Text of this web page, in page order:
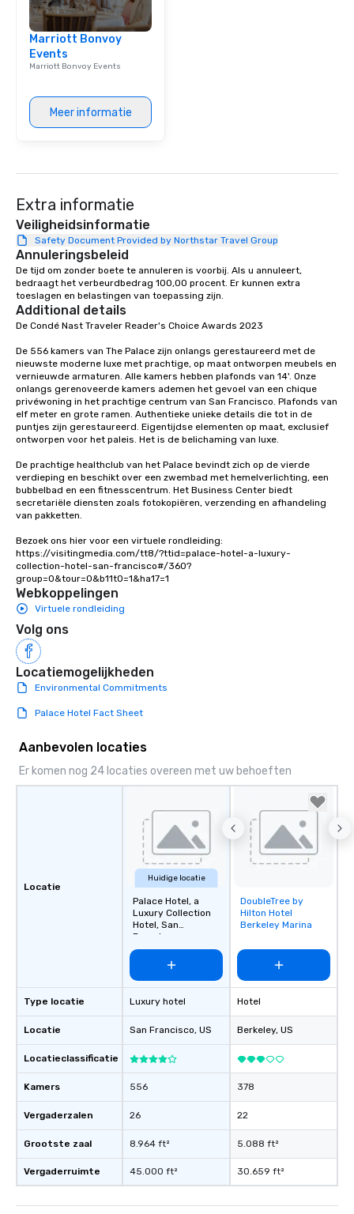
Marriott Bonvoy
Events
Marriott Bonvoy Events
Meer informatie
Extra informatie
Veiligheidsinformatie
Safety Document Provided by Northstar Travel Group
Annuleringsbeleid
De tijd om zonder boete te annuleren is voorbij. Als u annuleert,
bedraagt het verbeurdbedrag 100,00 procent. Er kunnen extra
toeslagen en belastingen van toepassing zijn.
Additional details
De Condé Nast Traveler Reader's Choice Awards 2023
De 556 kamers van The Palace zijn onlangs gerestaureerd met de
nieuwste moderne luxe met prachtige, op maat ontworpen meubels en
vernieuwde armaturen. Alle kamers hebben plafonds van 14'. Onze
onlangs gerenoveerde kamers ademen het gevoel van een chique
privéwoning in het prachtige centrum van San Francisco. Plafonds van
elf meter en grote ramen. Authentieke unieke details die tot in de
puntjes zijn gerestaureerd. Eigentijdse elementen op maat, exclusief
ontworpen voor het paleis. Het is de belichaming van luxe.
De prachtige healthclub van het Palace bevindt zich op de vierde
verdieping en beschikt over een zwembad met hemelverlichting, een
bubbelbad en een fitnesscentrum. Het Business Center biedt
secretariële diensten zoals fotokopiëren, verzending en afhandeling
van pakketten.
Bezoek ons hier voor een virtuele rondleiding:
https://visitingmedia.com/tt8/?ttid=palace-hotel-a-luxury-
collection-hotel-san-francisco#/360?
group=0&tour=0&b11t0=1&ha17=1
Webkoppelingen
Virtuele rondleiding
Volg ons
Locatiemogelijkheden
Environmental Commitments
Palace Hotel Fact Sheet
Aanbevolen locaties
Er komen nog 24 locaties overeen met uw behoeften
Locatie
Type locatie
Locatie
Locatieclassificatie
Kamers
Vergaderzalen
Grootste zaal
Vergaderruimte
Huidige locatie
Palace Hotel, a
Luxury Collection
Hotel, San
Francisco
Luxury hotel
San Francisco, US
556
26
8.964 ft²
45.000 ft²
Removed from
favorites
DoubleTree by
Hilton Hotel
Berkeley Marina
Hotel
Berkeley, US
378
22
5.088 ft²
30.659 ft²